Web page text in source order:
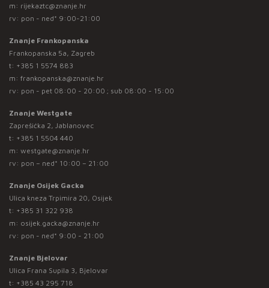
m: rijekaztc@znanje.hr
rv: pon - ned* 9:00-21:00
Znanje Frankopanska
Frankopanska 5a, Zagreb
t: +385 1 5574 883
m: frankopanska@znanje.hr
rv: pon - pet 08:00 - 20:00 ; sub 08:00 - 15:00
Znanje Westgate
Zaprešićka 2, Jablanovec
t: +385 1 5504 440
m: westgate@znanje.hr
rv: pon – ned* 10:00 – 21:00
Znanje Osijek Gacka
Ulica kneza Trpimira 20, Osijek
t: +385 31 322 938
m: osijek.gacka@znanje.hr
rv: pon - ned* 9:00 - 21:00
Znanje Bjelovar
Ulica Frana Supila 3, Bjelovar
t: +385 43 295 718